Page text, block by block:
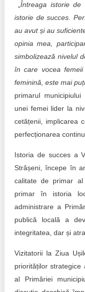
„Întreaga istorie de
istorie de succes.
au avut și au
opinia mea,
simbolizează nivelul
în care vocea
feminină, este mai
primarul
unei femei lider la
cetățenii, implicarea
perfecționarea
Istoria de succes a
Strășeni, începe în
calitate de primar
primar în istoria
administrare a
publică locală a
integritatea, dar și
Vizitatorii la Ziua
priorităților
al Primăriei